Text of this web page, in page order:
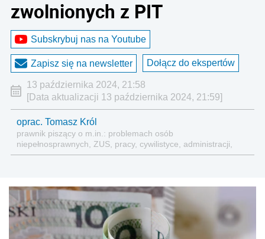
zwolnionych z PIT
Subskrybuj nas na Youtube
Zapisz się na newsletter Dołącz do ekspertów
13 października 2024, 21:58
[Data aktualizacji 13 października 2024, 21:59]
oprac. Tomasz Król
prawnik piszący o m.in.: problemach osób
niepełnosprawnych, ZUS, pracy, cywilistyce, administracji,
przedsiębiorcach, podatkach